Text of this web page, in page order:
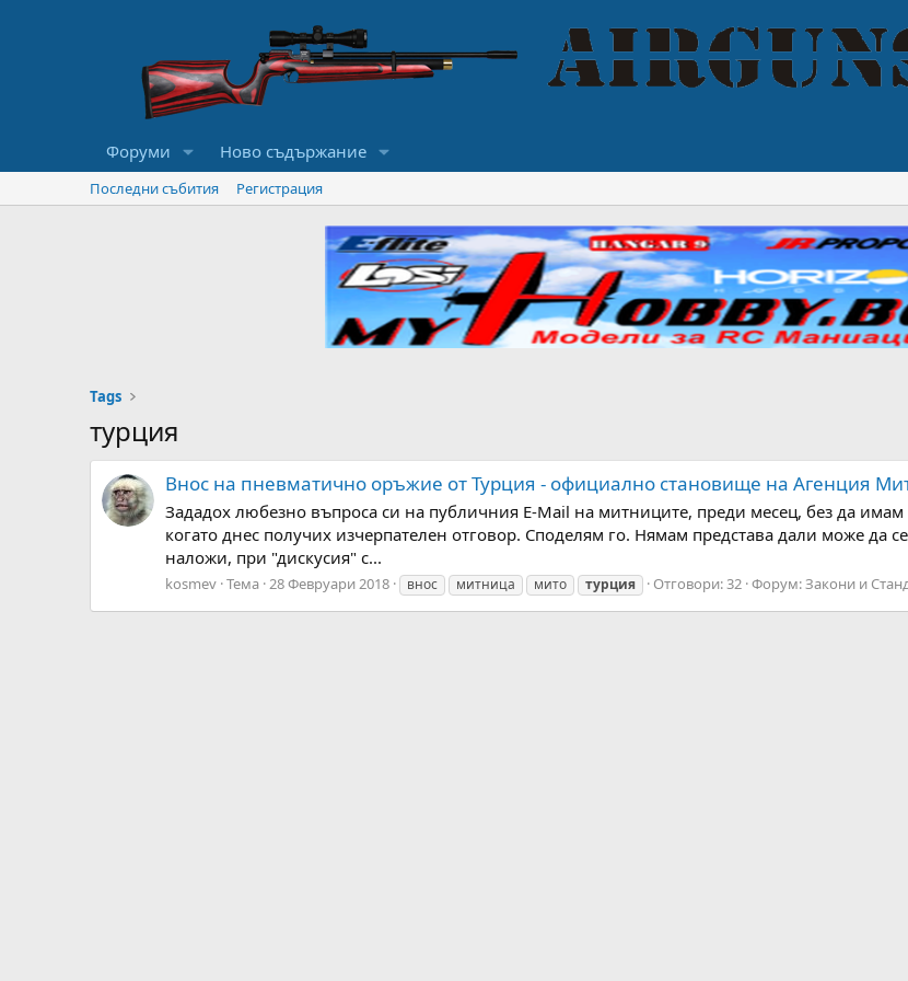
Форуми Ново съдържание
Последни събития Регистрация
Tags
турция
Внос на пневматично оръжие от Турция - официално становище на Агенция
Зададох любезно въпроса си на публичния E-Mail на митниците, преди месец, без да
когато днес получих изчерпателен отговор. Споделям го. Нямам представа дали може да
наложи, при "дискусия" с...
kosmev Тема 28 Февруари 2018 внос митница мито турция Отговори: 32 Форум:Закони и